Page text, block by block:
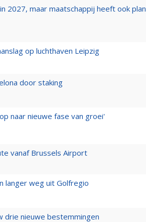
2027, maar maatschappij heeft ook plan
op luchthaven Leipzig
door staking
naar nieuwe fase van groei'
vanaf Brussels Airport
langer weg uit Golfregio
drie nieuwe bestemmingen